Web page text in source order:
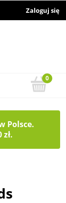
Zaloguj się
Polsce.